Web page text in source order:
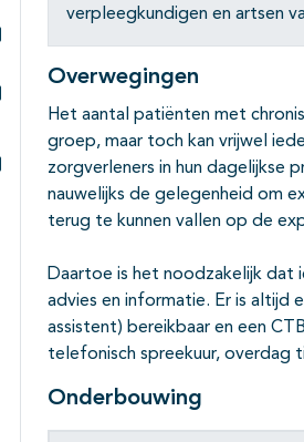
Subpagina's open- en dichtklappen
Subpagina's open- en dichtklappen
Subpagina's open- en dichtklappen
verpleegkundigen en artsen
Overwegingen
Het aantal patiënten met
groep, maar toch kan vrijwel
zorgverleners in hun dagelijkse
nauwelijks de gelegenheid om
terug te kunnen vallen op de
Daartoe is het noodzakelijk dat
advies en informatie. Er is altijd
assistent) bereikbaar en een
telefonisch spreekuur, overdag
Onderbouwing